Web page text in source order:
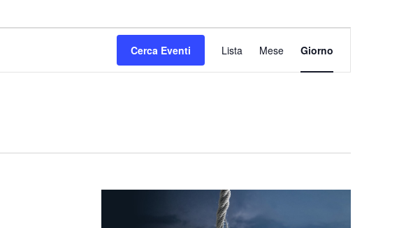
Cerca Eventi
Viste
Navigazione
Lista Mese Giorno